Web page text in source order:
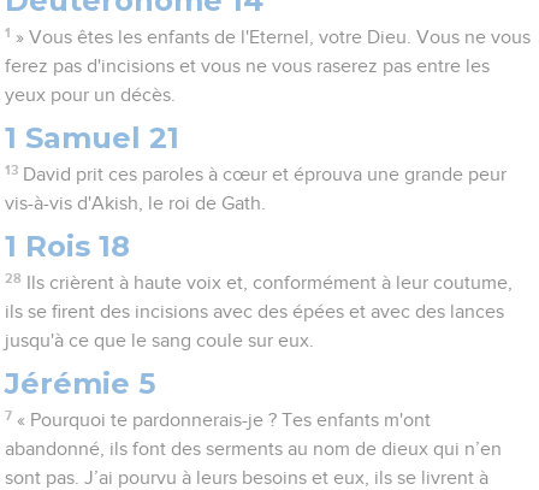
1 » Vous êtes les enfants de l'Eternel, votre Dieu. Vous ne vous
ferez pas d'incisions et vous ne vous raserez pas entre les
yeux pour un décès.
1 Samuel 21
13 David prit ces paroles à cœur et éprouva une grande peur
vis-à-vis d'Akish, le roi de Gath.
1 Rois 18
28
Ils crièrent à haute voix et, conformément à leur coutume,
ils se firent des incisions avec des épées et avec des lances
jusqu'à ce que le sang coule sur eux.
Jérémie 5
7 « Pourquoi te pardonnerais-je ? Tes enfants m'ont
abandonné, ils font des serments au nom de dieux qui n’en
sont pas. J’ai pourvu à leurs besoins et eux, ils se livrent à